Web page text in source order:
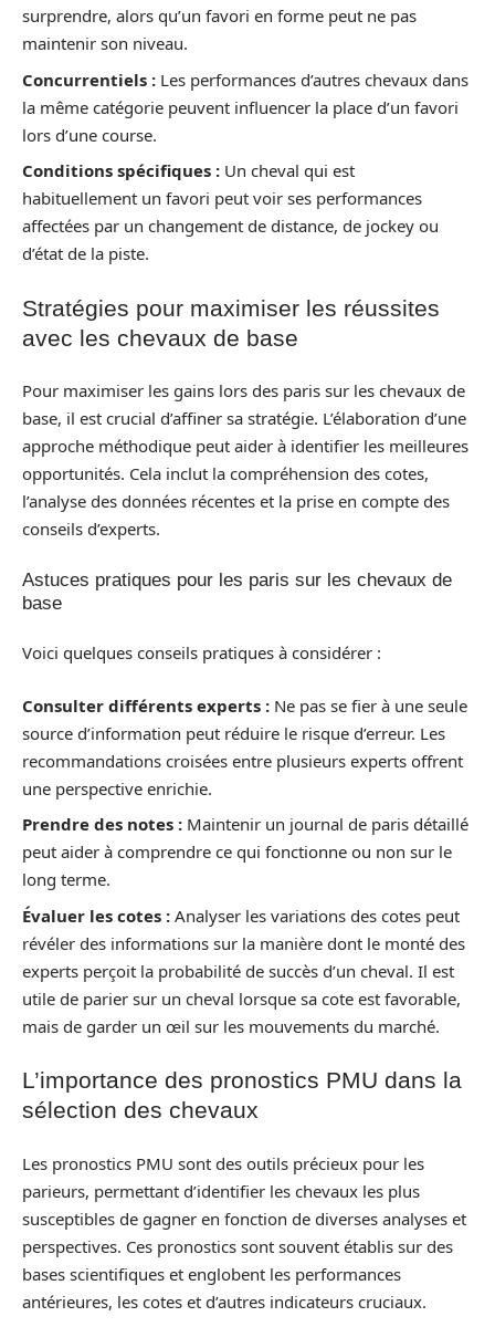
surprendre, alors qu’un favori en forme peut ne pas
maintenir son niveau.
Concurrentiels : Les performances d’autres chevaux dans
la même catégorie peuvent influencer la place d’un favori
lors d’une course.
Conditions spécifiques : Un cheval qui est
habituellement un favori peut voir ses performances
affectées par un changement de distance, de jockey ou
d’état de la piste.
Stratégies pour maximiser les réussites
avec les chevaux de base
Pour maximiser les gains lors des paris sur les chevaux de
base, il est crucial d’affiner sa stratégie. L’élaboration d’une
approche méthodique peut aider à identifier les meilleures
opportunités. Cela inclut la compréhension des cotes,
l’analyse des données récentes et la prise en compte des
conseils d’experts.
Astuces pratiques pour les paris sur les chevaux de
base
Voici quelques conseils pratiques à considérer :
Consulter différents experts : Ne pas se fier à une seule
source d’information peut réduire le risque d’erreur. Les
recommandations croisées entre plusieurs experts offrent
une perspective enrichie.
Prendre des notes : Maintenir un journal de paris détaillé
peut aider à comprendre ce qui fonctionne ou non sur le
long terme.
Évaluer les cotes : Analyser les variations des cotes peut
révéler des informations sur la manière dont le monté des
experts perçoit la probabilité de succès d’un cheval. Il est
utile de parier sur un cheval lorsque sa cote est favorable,
mais de garder un œil sur les mouvements du marché.
L’importance des pronostics PMU dans la
sélection des chevaux
Les pronostics PMU sont des outils précieux pour les
parieurs, permettant d’identifier les chevaux les plus
susceptibles de gagner en fonction de diverses analyses et
perspectives. Ces pronostics sont souvent établis sur des
bases scientifiques et englobent les performances
antérieures, les cotes et d’autres indicateurs cruciaux.